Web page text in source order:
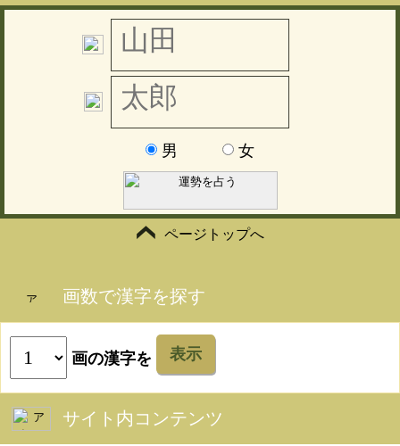
男 女
ページトップへ
画数で漢字を探す
画の漢字を 表示
サイト内コンテンツ